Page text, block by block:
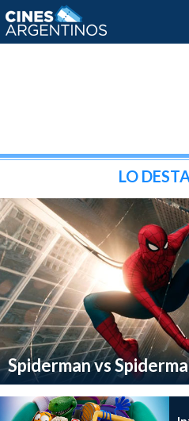
LO
Spiderman vs